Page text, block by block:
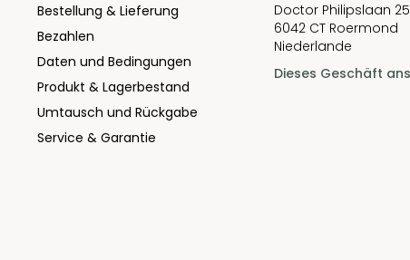
Bestellung & Lieferung
Bezahlen
Daten und Bedingungen
Produkt & Lagerbestand
Umtausch und Rückgabe
Service & Garantie
Doctor Philipslaan 25
6042 CT Roermond
Niederlande
Dieses Geschäft